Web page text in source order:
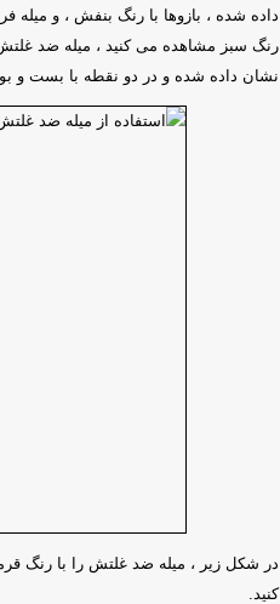
داده شده ، بازوها با رنگ بنفش ، و میله
نشان داده شده و در دو نقطه با بست و
در شکل زیر ، میله ضد غلتش را با رنگ
کنید.